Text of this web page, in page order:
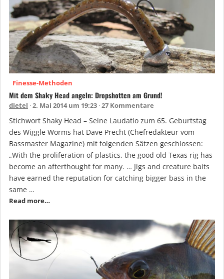
Finesse-Methoden
Mit dem Shaky Head angeln: Dropshotten am Grund!
dietel 2. Mai 2014 um 19:23 27 Kommentare
Stichwort Shaky Head – Seine Laudatio zum 65. Geburtstag
des Wiggle Worms hat Dave Precht (Chefredakteur vom
Bassmaster Magazine) mit folgenden Sätzen geschlossen:
„With the proliferation of plastics, the good old Texas rig has
become an afterthought for many. … Jigs and creature baits
have earned the reputation for catching bigger bass in the
same …
Read more…